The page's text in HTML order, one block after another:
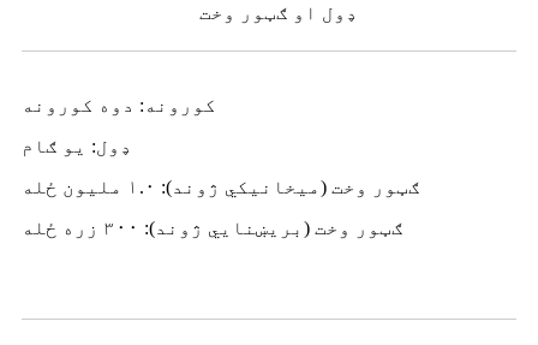
ډول او ګټور وخت
کورونه: دوه کورونه
ډول: یو ګام
ګټور وخت (میخانیکي ژوند): ۱.۰ ملیون ځله
ګټور وخت (بریښنايي ژوند): ۳۰۰ زره ځله